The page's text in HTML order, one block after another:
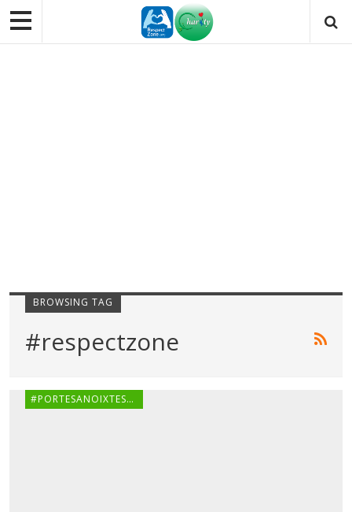
BROWSING TAG
#respectzone
#PORTESANOIXTESGR